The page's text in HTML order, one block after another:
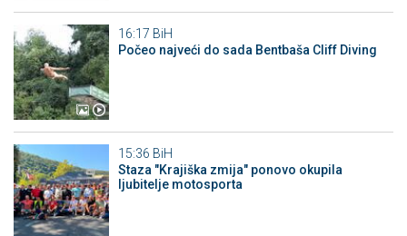
16:17 BiH
Počeo najveći do sada Bentbaša Cliff Diving
15:36 BiH
Staza "Krajiška zmija" ponovo okupila
ljubitelje motosporta